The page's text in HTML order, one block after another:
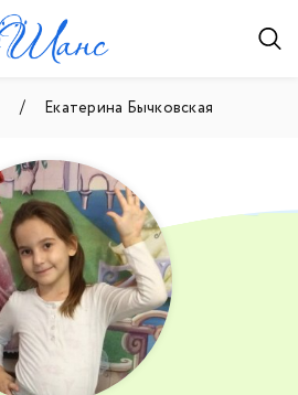
Екатерина Бычковская